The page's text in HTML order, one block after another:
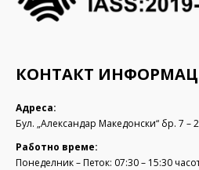
КОНТАКТ
Адреса:
Бул. „Александар Македонски“ бр. 7 –
Работно време:
Понеделник – Петок: 07:30 – 15:30